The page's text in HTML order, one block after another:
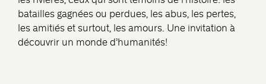
batailles gagnées ou perdues, les abus, les pertes,
les amitiés et surtout, les amours. Une invitation à
découvrir un monde d’humanités!